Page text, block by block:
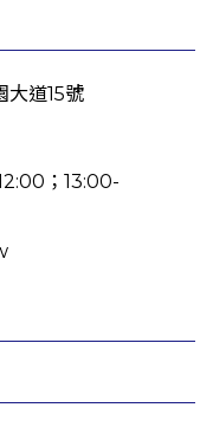
大道15號
；13:00-